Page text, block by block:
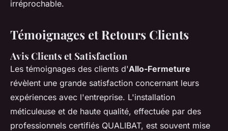
irréprochable.
Témoignages et Retours Clients
Avis Clients et Satisfaction
Les témoignages des clients d'Allo-Fermeture
révèlent une grande satisfaction concernant leurs
expériences avec l'entreprise. L'installation
méticuleuse et de haute qualité, effectuée par des
professionnels certifiés QUALIBAT, est souvent mise